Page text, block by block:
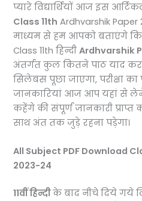
प्यारे विद्यार्थियों आज इस
Class 11th Ardhvarshik
माध्यम से हम आपको बताएंगे
Class 11th हिन्दीArdhvarshik
अंतर्गत कुल कितने पाठ याद
सिलेबस पूछा जाएगा, परीक्षा का
जानकारियां आज आप यहां से
कहेंगे की संपूर्ण जानकारी
साथ अंत तक जुड़े रहना पड़ेगा।
All Subject PDF Download
2023-24
11वींहिन्दीके बाद नीचे दिये गये